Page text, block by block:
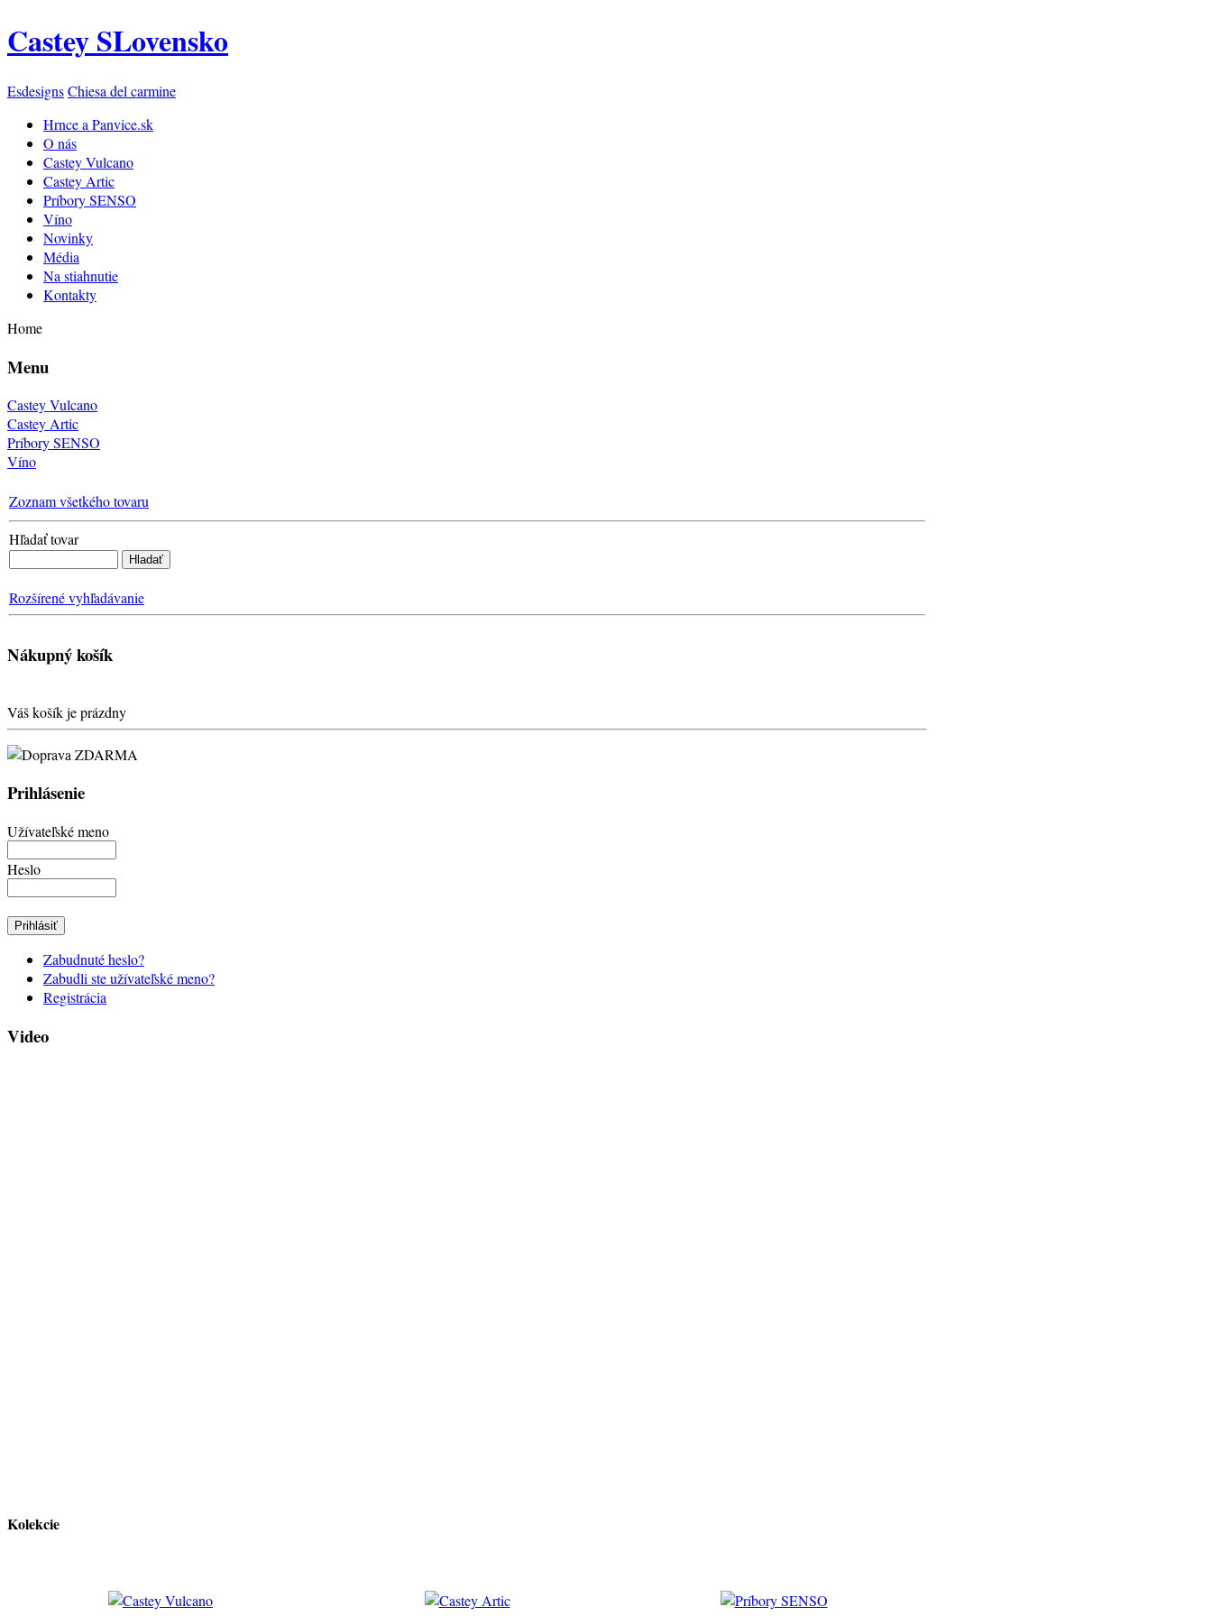
Castey SLovensko
EsdesignsChiesa del carmine
Hrnce a Panvice.sk
O nás
Castey Vulcano
Castey Artic
Príbory SENSO
Víno
Novinky
Média
Na stiahnutie
Kontakty
Home
Menu
Castey Vulcano
Castey Artic
Príbory SENSO
Víno
Zoznam všetkého tovaru
Hľadať tovar
Rozšírené vyhľadávanie
Nákupný košík
Váš košík je prázdny
Prihlásenie
Užívateľské meno
Heslo
Zabudnuté heslo?
Zabudli ste užívateľské meno?
Registrácia
Video
Kolekcie